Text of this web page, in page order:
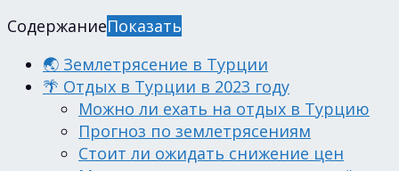
СодержаниеПоказать
🌏 Землетрясение в Турции
🌴 Отдых в Турции в 2023 году
Можно ли ехать на отдых в Турцию
Прогноз по землетрясениям
Стоит ли ожидать снижение цен